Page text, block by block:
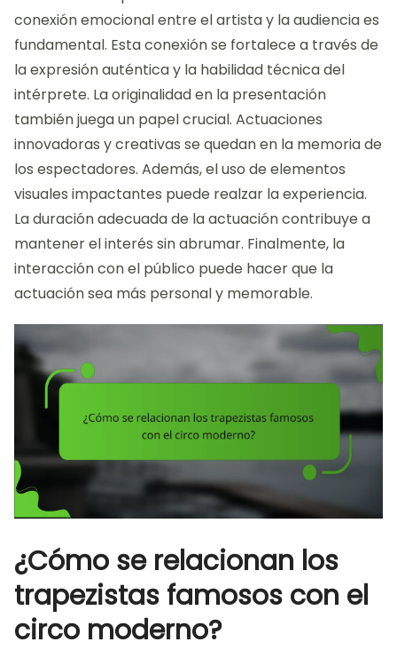
conexión emocional entre el artista y la audiencia es
fundamental. Esta conexión se fortalece a través de
la expresión auténtica y la habilidad técnica del
intérprete. La originalidad en la presentación
también juega un papel crucial. Actuaciones
innovadoras y creativas se quedan en la memoria de
los espectadores. Además, el uso de elementos
visuales impactantes puede realzar la experiencia.
La duración adecuada de la actuación contribuye a
mantener el interés sin abrumar. Finalmente, la
interacción con el público puede hacer que la
actuación sea más personal y memorable.
¿Cómo se relacionan los
trapezistas famosos con el
circo moderno?